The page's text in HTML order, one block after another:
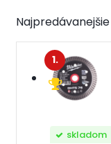
Najpredávanejšie
1.
skladom